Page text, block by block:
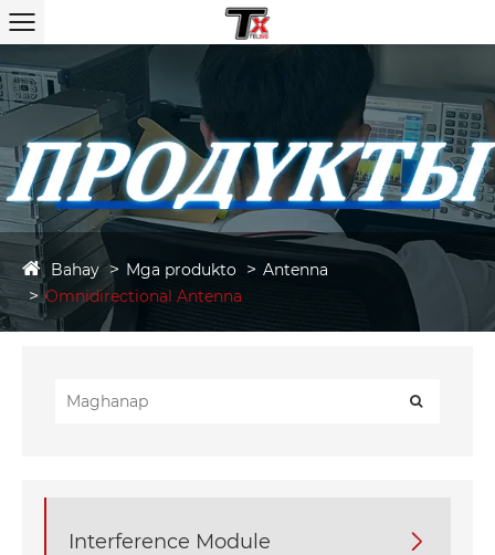
Bahay Mga produkto
Antenna
Omnidirectional Antenna
Interference Module 